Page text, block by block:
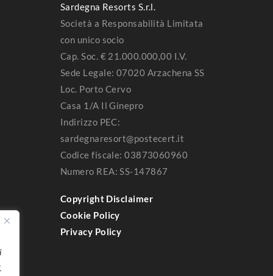
Sardegna Resorts S.r.l.
Società a Responsabilità Limitata
con unico socio
Cap. Soc. € 21.000.000,00 I.V.
Sede Legale: 07020 Arzachena SS
Loc. Porto Cervo
Casa 1/A Il Ginepro
Indirizzo PEC:
sardegnaresort@postecert.it
Codice fiscale: 03873060960
Numero REA: SS-147867
Copyright Disclaimer
Cookie Policy
Privacy Policy